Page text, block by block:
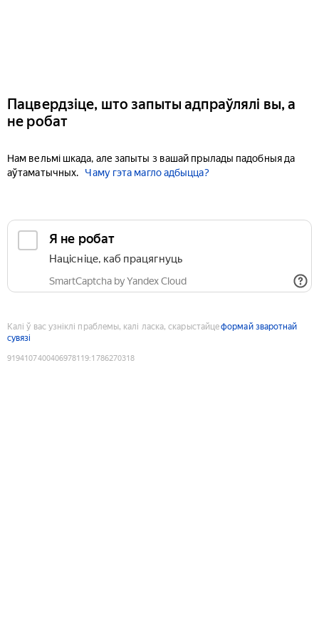
Пацвердзіце, што запыты адпраўлялі вы, а
не робат
Нам вельмі шкада, але запыты з вашай прылады падобныя да
аўтаматычных.
Чаму гэта магло адбыцца?
Я не робат
Націсніце, каб працягнуць
SmartCaptcha by Yandex Cloud
Калі ў вас узніклі праблемы, калі ласка, скарыстайцеформай зваротнай
сувязі
9194107400406978119:1786270318